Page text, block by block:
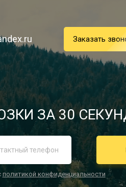
Заказать звонок
Заказать
ЗА 30
политикой конфиденциальности